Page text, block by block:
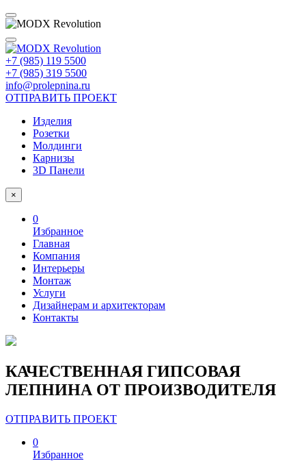
+7 (985) 119 5500
+7 (985) 319 5500
info@prolepnina.ru
ОТПРАВИТЬ ПРОЕКТ
Изделия
Розетки
Молдинги
Карнизы
3D Панели
×
0
Избранное
Главная
Компания
Интерьеры
Монтаж
Услуги
Дизайнерам и архитекторам
Контакты
КАЧЕСТВЕННАЯ ГИПСОВАЯ
ЛЕПНИНА ОТ ПРОИЗВОДИТЕЛЯ
ОТПРАВИТЬ ПРОЕКТ
0
Избранное